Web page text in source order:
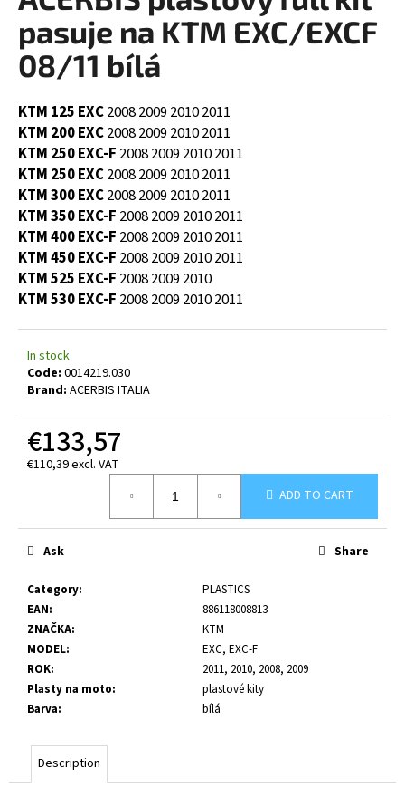
0,0
out
of
stars.
pasuje na KTM EXC/EXCF
08/11 bílá
KTM 125 EXC20082009 20102011
KTM 200 EXC20082009 20102011
KTM 250 EXC-F 20082009 20102011
KTM 250 EXC20082009 20102011
KTM 300 EXC20082009 20102011
KTM 350 EXC-F 20082009 20102011
KTM 400 EXC-F 20082009 20102011
KTM 450 EXC-F 20082009 20102011
KTM 525 EXC-F 20082009 2010
KTM 530 EXC-F 20082009 20102011
In stock
Code: 0014219.030
Brand: ACERBIS ITALIA
€133,57
€110,39 excl. VAT
ADD TO CART
Category:
PLASTICS
EAN:
886118008813
ZNAČKA:
KTM
MODEL:
EXC, EXC-F
ROK:
2011, 2010, 2008, 2009
Plasty na moto:
plastové kity
Barva: bílá
Ask Share
Description
i
n
g
o
r
?
SEARCH
W
e
c
o
m
m
d